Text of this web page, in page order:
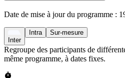
Date de mise à jour du programme :
Inter
Intra Sur-mesure
Regroupe des participants de
même programme, à dates fixes.